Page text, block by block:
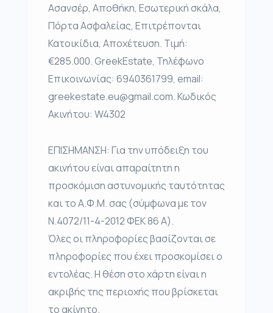
Ασανσέρ, Αποθήκη, Εσωτερική σκάλα,
Πόρτα Ασφαλείας, Επιτρέπονται
Κατοικίδια, Αποχέτευση. Τιμή:
€285.000. GreekEstate, Τηλέφωνο
Επικοινωνίας: 6940361799, email:
greekestate.eu@gmail.com. Κωδικός
Ακινήτου: W4302
ΕΠΙΣΗΜΑΝΣΗ: Για την υπόδειξη του
ακινήτου είναι απαραίτητη η
προσκόμιση αστυνομικής ταυτότητας
και το Α.Φ.Μ. σας (σύμφωνα με τον
Ν.4072/11-4-2012 ΦΕΚ 86 Α).
Όλες οι πληροφορίες βασίζονται σε
πληροφορίες που έχει προσκομίσει ο
εντολέας. Η θέση στο χάρτη είναι η
ακριβής της περιοχής που βρίσκεται
το ακίνητο.